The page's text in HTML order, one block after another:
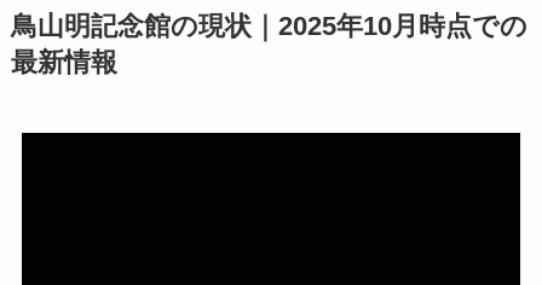
鳥山明記念館の現状｜2025年10月時点での
最新情報